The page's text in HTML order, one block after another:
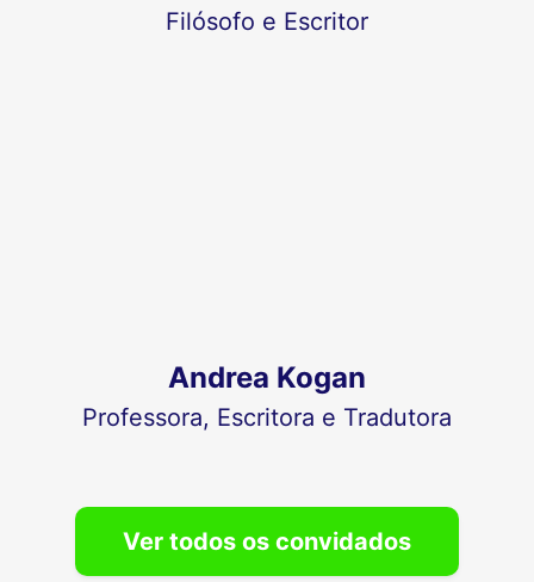
Filósofo e Escritor
Andrea Kogan
Professora, Escritora e Tradutora
Ver todos os convidados